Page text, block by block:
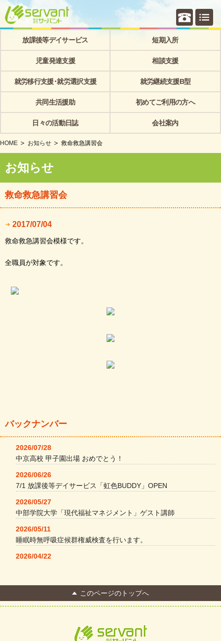
個別相
放課後等デイサービス 短期入所
児童発達支援 相談支援
就労移行支援･就労選択支援 就労継続支援B型
共同生活援助 初めてご利用の方へ
日々の活動日誌 会社案内
HOME お知らせ 救命救急講習会
お知らせ
救命救急講習会
2017/07/04
救命救急講習会模様です。
全職員が対象です。
バックナンバー
2026/07/28
中京高校 甲子園出場 おめでとう！
2026/06/26
7/1 放課後等デイサービス「虹色BUDDY」OPEN
2026/05/27
中部学院大学「現代福祉マネジメント」ゲスト講師
2026/05/11
睡眠時無呼吸症候群権威検査を行います。
2026/04/22
FC Bombonera 岐阜県No.1このページのトップへ